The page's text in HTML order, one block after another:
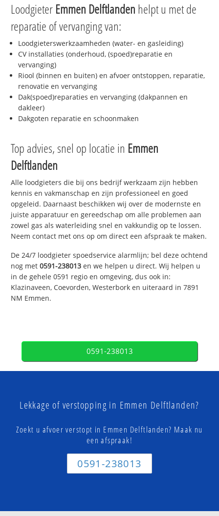
Loodgieter Emmen Delftlanden helpt u met de
reparatie of vervanging van:
Loodgieterswerkzaamheden (water- en gasleiding)
CV installaties (onderhoud, (spoed)reparatie en
vervanging)
Riool (binnen en buiten) en afvoer ontstoppen, reparatie,
renovatie en vervanging
Dak(spoed)reparaties en vervanging (dakpannen en
dakleer)
Dakgoten reparatie en schoonmaken
Top advies, snel op locatie in Emmen
Delftlanden
Alle loodgieters die bij ons bedrijf werkzaam zijn hebben
kennis en vakmanschap en zijn professioneel en goed
opgeleid. Daarnaast beschikken wij over de modernste en
juiste apparatuur en gereedschap om alle problemen aan
zowel gas als waterleiding snel en vakkundig op te lossen.
Neem contact met ons op om direct een afspraak te maken.
De 24/7 loodgieter spoedservice alarmlijn; bel deze ochtend
nog met0591-238013 en we helpen u direct. Wij helpen u
in de gehele 0591 regio en omgeving, dus ook in:
Klazinaveen, Coevorden, Westerbork en uiteraard in 7891
NM Emmen.
0591-238013
Lekkage of verstopping in Emmen Delftlanden?
Zoekt u afvoer verstopt in Emmen Delftlanden? Maak nu
een afspraak!
0591-238013